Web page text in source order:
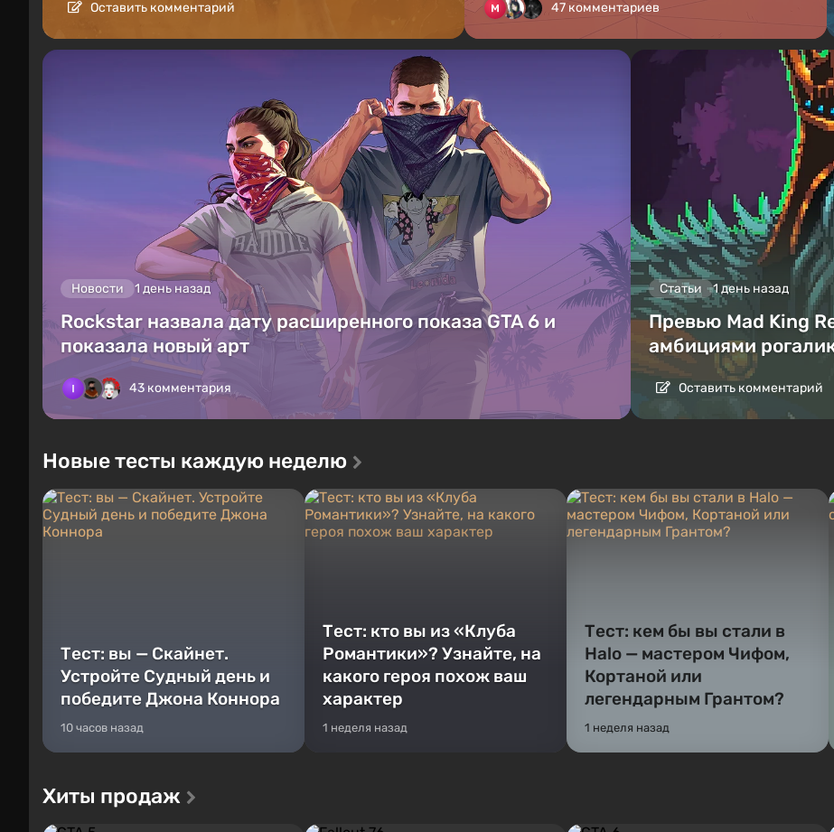
Оставить комментарий 47 комментариев
Новости 1 день назад
Rockstar назвала дату расширенного показа GTA 6 и
показала новый арт
43 комментария
Статьи 1 день назад
Превью Mad King
амбициями
Оставить комментарий
Новые тесты каждую неделю
Тест: вы — Скайнет.
Устройте Судный день и
победите Джона Коннора
10 часов назад
Тест: кто вы из «Клуба
Романтики»? Узнайте, на
какого героя похож ваш
характер
1 неделя назад
Тест: кем бы вы стали в
Halo — мастером Чифом,
Кортаной или
легендарным Грантом?
1 неделя назад
Хиты продаж